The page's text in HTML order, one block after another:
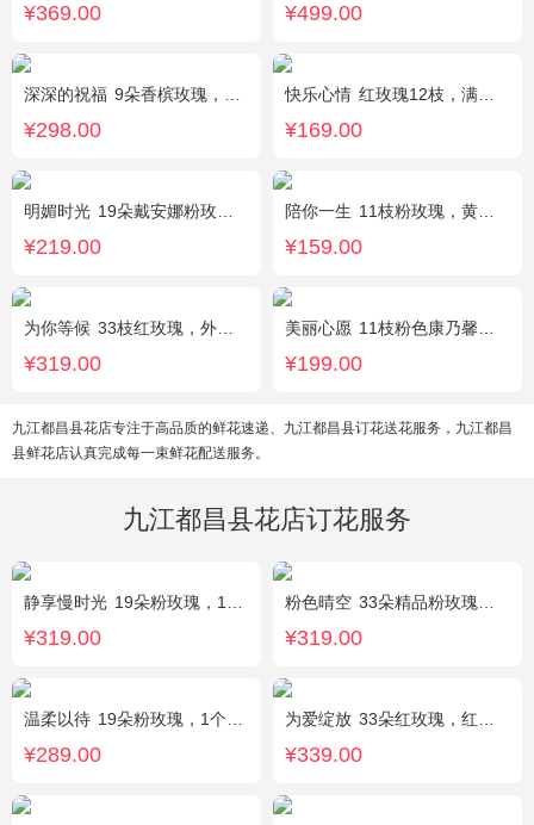
¥369.00 ¥499.00
深深的祝福 9朵香槟玫瑰，3支向日葵、香槟色桔梗、洋甘菊、尤加利
¥298.00
快乐心情 红玫瑰12枝，满天星、绿叶丰满
¥169.00
明媚时光 19朵戴安娜粉玫瑰，尤加利丰满间插，粉色满天星点缀
¥219.00
陪你一生 11枝粉玫瑰，黄莺、满天星间插。
¥159.00
为你等候 33枝红玫瑰，外围满天星和黄莺，随机赠送两只公仔
¥319.00
美丽心愿 11枝粉色康乃馨，2枝白色多头香水百合，搭配黄莺满天星
¥199.00
九江都昌县花店专注于高品质的鲜花速递、九江都昌县订花送花服务，九江都昌
县鲜花店认真完成每一束鲜花配送服务。
九江都昌县花店订花服务
静享慢时光 19朵粉玫瑰，1枝粉色绣球，粉色洋桔梗、白色乒乓菊、尤加利搭配
¥319.00
粉色晴空 33朵精品粉玫瑰，外围搭配石竹梅围绕。
¥319.00
温柔以待 19朵粉玫瑰，1个粉色绣球，1枝多头白百合，桔梗、满天星、绿叶搭配
¥289.00
为爱绽放 33朵红玫瑰，红豆、尤加利绿叶搭配
¥339.00